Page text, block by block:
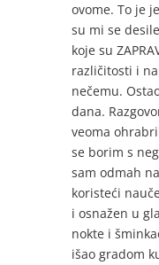
ovome. To je
su mi se
koje su
različitosti i
nečemu.
dana.
veoma
se borim s
sam odmah
koristeći
i osnažen u
nokte i
išao gradom